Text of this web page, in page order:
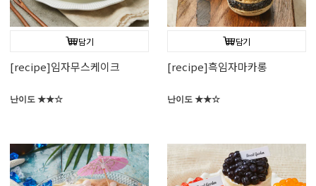
담기
[recipe]임자무스케이크
난이도 ★★☆
담기
[recipe]흑임자마카롱
난이도 ★★☆